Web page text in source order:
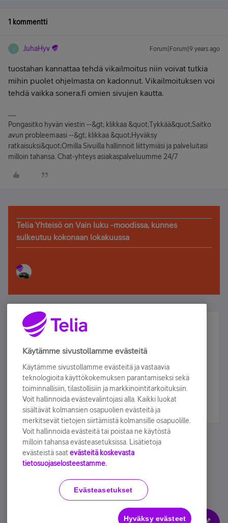
1 kommentti
J JuhaHyv Forum|Forum|9 years ago
tuostahan kannattaa tehdä vikailmoitus niin voivat tutkia
mihin puolet ohjelmasta on kadonnut. Vikailmoituksen voi
tehdä vaikka sonera.fi omien sivujen kautta.
Pongasitko hyvän viestin --&gt; klikkaa &quot;Tykkää&quot;Saitko
avun probleemaasi --&gt; klikkaa &quot;Hyväksy
ratkaisuksi&quot;Omilla Sivuilla hallinnoit liittymiäsi ja palveluitasi
milloin tahansa. Chat-yhteys asiakaspalveluumme 24/7
Telia Yhteisö on Vain luku -moodissa, kunnes
sulkeutuu kokonaan lokakuussa
Älä jää paitsi – osallistu ja voita!
Tilaa Telian uutiskirje ja olet mukana arvonnassa.
sähköpostiisi.
Tilaa nyt
Käyttöehdot Accessibility statement
Käytämme sivustollamme evästeitä
Käytämme sivustollamme evästeitä ja vastaavia
teknologioita käyttökokemuksen parantamiseksi sekä
toiminnallisiin, tilastollisiin ja markkinointitarkoituksiin.
Voit hallinnoida evästevalintojasi alla. Kaikki luokat
sisältävät kolmansien osapuolien evästeitä ja
merkitsevät tietojen siirtämistä kolmansille osapuolille.
Voit hallinnoida evästeitä tai poistaa ne käytöstä
milloin tahansa evästeasetuksissa. Lisätietoja
evästeistä saat evästeitä koskevasta
tietosuojaselosteestamme.
Evästeasetukset
Hyväksy evästeet